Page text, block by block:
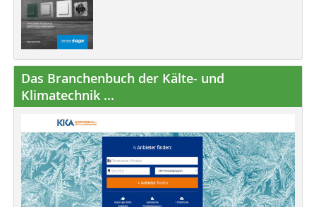
Das Branchenbuch der Kälte- und
Klimatechnik ...